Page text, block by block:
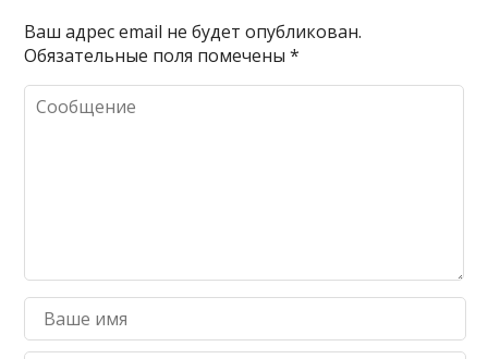
Ваш адрес email не будет опубликован.
Обязательные поля помечены*